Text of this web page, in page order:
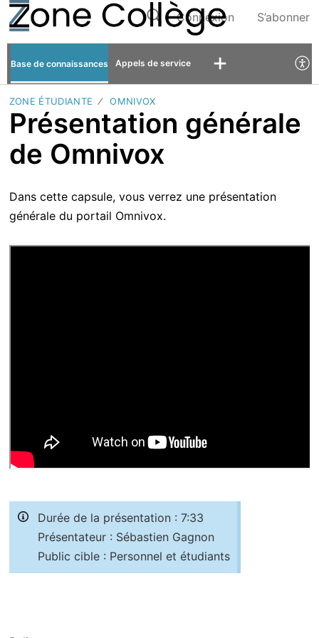
Connexion S’abonner
Base de connaissances Appels de service
ZONE ÉTUDIANTE OMNIVOX
Présentation générale
de Omnivox
Dans cette capsule, vous verrez une présentation
générale du portail Omnivox.
Durée de la présentation : 7:33
Présentateur : Sébastien Gagnon
Public cible : Personnel et étudiants